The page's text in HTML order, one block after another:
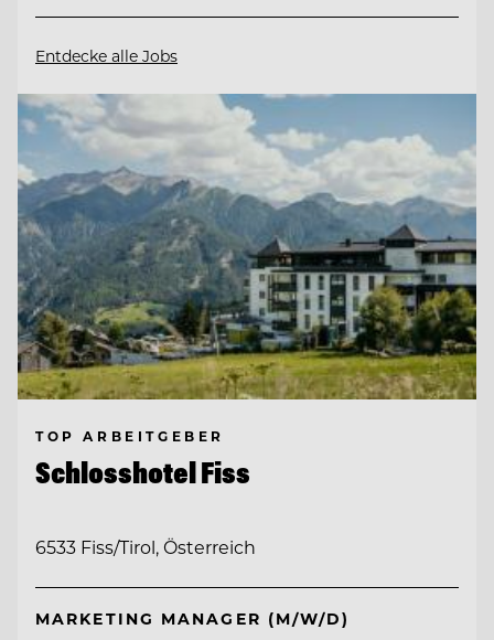
Entdecke alle Jobs
TOP ARBEITGEBER
Schlosshotel Fiss
6533 Fiss/Tirol, Österreich
MARKETING MANAGER (M/W/D)